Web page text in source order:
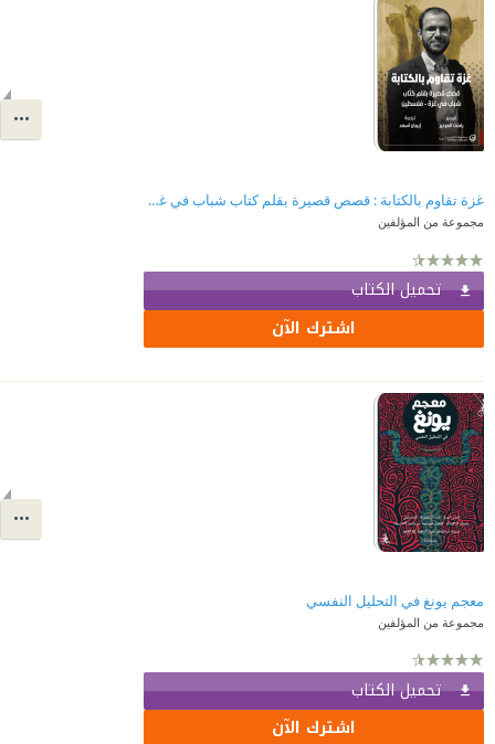
غزة تقاوم بالكتابة : قصص قصيرة بقلم كتاب شباب في غزة - فلسطين
مجموعة من المؤلفين
تحميل الكتاب
اشترك الآن
معجم يونغ في التحليل النفسي
مجموعة من المؤلفين
تحميل الكتاب
اشترك الآن